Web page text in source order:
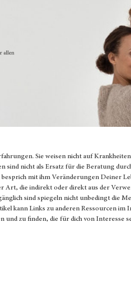
Sie weisen nicht auf
nicht als Ersatz für die Beratung
mit ihm Veränderungen Deiner
die indirekt oder direkt aus der
sind spiegeln nicht unbedingt die
kann Links zu anderen Ressourcen
zu finden, die für dich von Interesse